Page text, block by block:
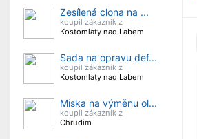
Zesílená clona na ...
koupil zákazník z
Kostomlaty nad Labem
Sada na opravu def...
koupil zákazník z
Kostomlaty nad Labem
Miska na výměnu ol...
koupil zákazník z
Chrudim